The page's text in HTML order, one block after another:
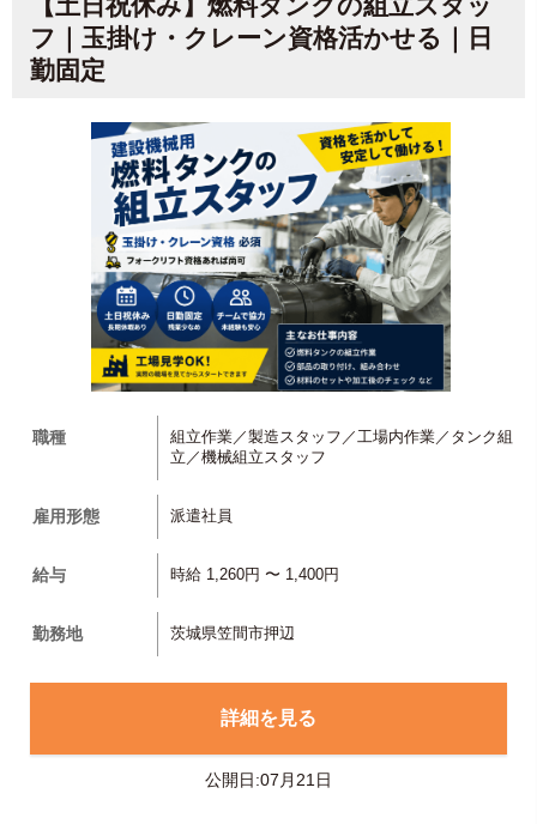
【土日祝休み】燃料タンクの組立スタッ
フ｜玉掛け・クレーン資格活かせる｜日
勤固定
職種
組立作業／製造スタッフ／工場内作業／タンク組
立／機械組立スタッフ
雇用形態 派遣社員
給与 時給 1,260円 〜 1,400円
勤務地 茨城県笠間市押辺
詳細を見る
公開日:07月21日